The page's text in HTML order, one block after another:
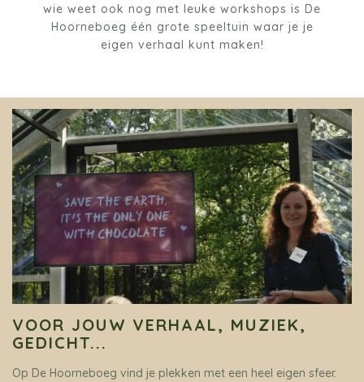
wie weet ook nog met leuke workshops is De
Hoorneboeg één grote speeltuin waar je je
eigen verhaal kunt maken!
VOOR JOUW VERHAAL, MUZIEK,
GEDICHT...
Op De Hoorneboeg vind je plekken met een heel eigen sfeer.